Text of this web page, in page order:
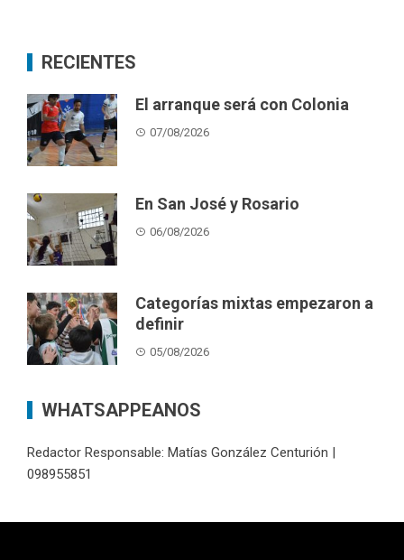
RECIENTES
El arranque será con Colonia
07/08/2026
En San José y Rosario
06/08/2026
Categorías mixtas empezaron a
definir
05/08/2026
WHATSAPPEANOS
Redactor Responsable: Matías González Centurión |
098955851